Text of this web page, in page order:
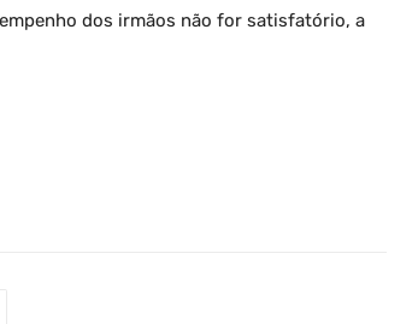
dos irmãos não for satisfatório, a